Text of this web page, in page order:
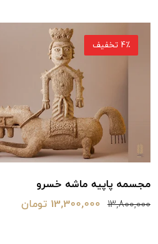
مجسمه پاپیه ماشه خسرو
13,800,000 13,300,000 تومان
4٪ تخفیف